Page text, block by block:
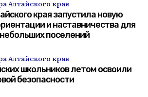
Алтайского края
края запустила новую
и наставничества для
поселений
Алтайского края
школьников летом освоили
безопасности